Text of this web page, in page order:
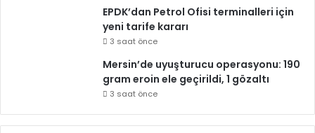
EPDK’dan Petrol Ofisi terminalleri için
yeni tarife kararı
3 saat önce
Mersin’de uyuşturucu operasyonu: 190
gram eroin ele geçirildi, 1 gözaltı
3 saat önce